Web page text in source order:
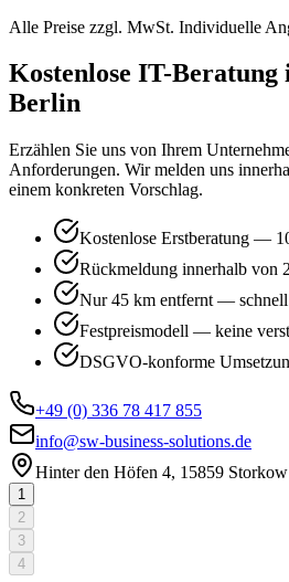
Alle Preise zzgl. MwSt. Individuelle
Kostenlose IT-Beratung
Berlin
Erzählen Sie uns von Ihrem
Anforderungen. Wir melden uns
einem konkreten Vorschlag.
Kostenlose Erstberatung —
Rückmeldung innerhalb von
Nur 45 km entfernt —
Festpreismodell — keine
DSGVO-konforme
+49 (0) 336 78 417 855
info@sw-business-solutions.de
Hinter den Höfen 4, 15859
1
2
3
4